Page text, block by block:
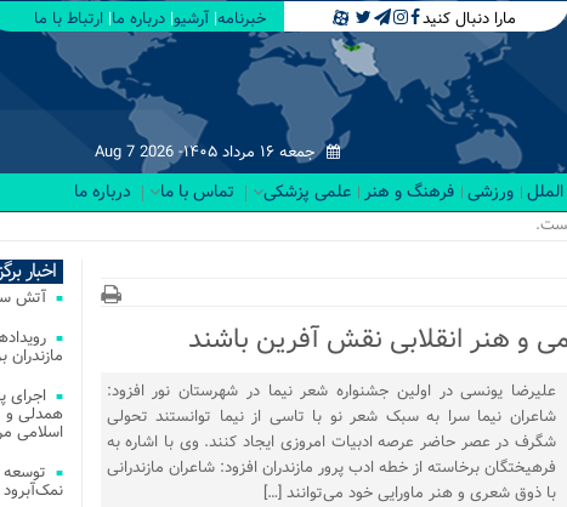
مارا دنبال کنید خبرنامه آرشیو درباره ما ارتباط با ما
جمعه ۱۶ مرداد ۱۴۰۵- Aug 7 2026
ورزشی فرهنگ و هنر علمی پزشکی تماس با ما درباره ما
در.
و هنر انقلابی نقش آفرین باشند
علیرضا یونسی در اولین جشنواره شعر نیما در شهرستان نور افزود:
شاعران نیما سرا به سبک شعر نو با تاسی از نیما توانستند تحولی
شگرف در عصر حاضر عرصه ادبیات امروزی ایجاد کنند. وی با اشاره به
فرهیختگان برخاسته از خطه ادب پرور مازندران افزود: شاعران مازندرانی
با ذوق شعری و هنر ماورایی خود می‌توانند […]
اخبار
آتش‌ سوزی‌ های ۲
مازندران
اجرای
همدلی و
اسلامی